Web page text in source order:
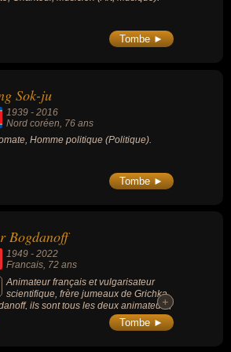
Tombe ►
Sok-ju
1939 - 2016
Nord coréen , 76 ans
Homme politique (Politique).
Tombe ►
Bogdanoff
1949 - 2022
Francais, 72 ans
Animateur français et vulgarisateur
scientifique, frère jumeaux de Grichka
ils sont tous les deux animateurs,
de télévision et essayistes,
illustrés, depuis les années 1970,
+
+
Tombe ►